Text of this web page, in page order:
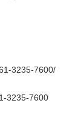
3235-7600/
3235-7600